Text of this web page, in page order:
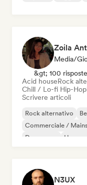
Zoila
Media/
&gt; 100
Acid houseRock
Chill / Lo-fi Hip-Hop
Scrivere articoli
Rock alternativo
Commerciale /
Dream pop
House
N3UX